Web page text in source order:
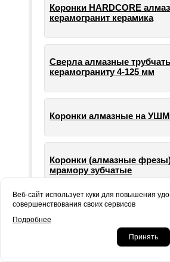
Коронки HARDCORE
керамогранит керамика
Сверла алмазные
керамограниту 4-125 мм
Коронки алмазные на
Коронки (алмазные
мрамору зубчатые
машин УШМ болгарки
Веб-сайт использует куки для повышения
совершенствования своих сервисов
Подробнее
Принять